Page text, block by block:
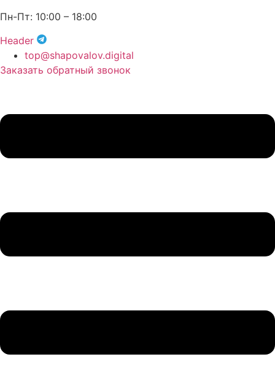
Пн-Пт: 10:00 – 18:00
Header
top@shapovalov.digital
Заказать обратный звонок